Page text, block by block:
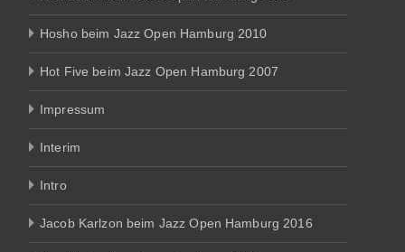
Hosho beim Jazz Open Hamburg 2010
Hot Five beim Jazz Open Hamburg 2007
Impressum
Interim
Intro
Jacob Karlzon beim Jazz Open Hamburg 2016